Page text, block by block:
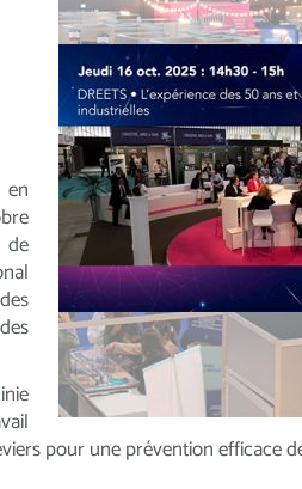
pour une prévention efficace